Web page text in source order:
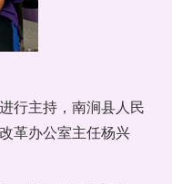
行主持，南涧县人民
革办公室主任杨兴